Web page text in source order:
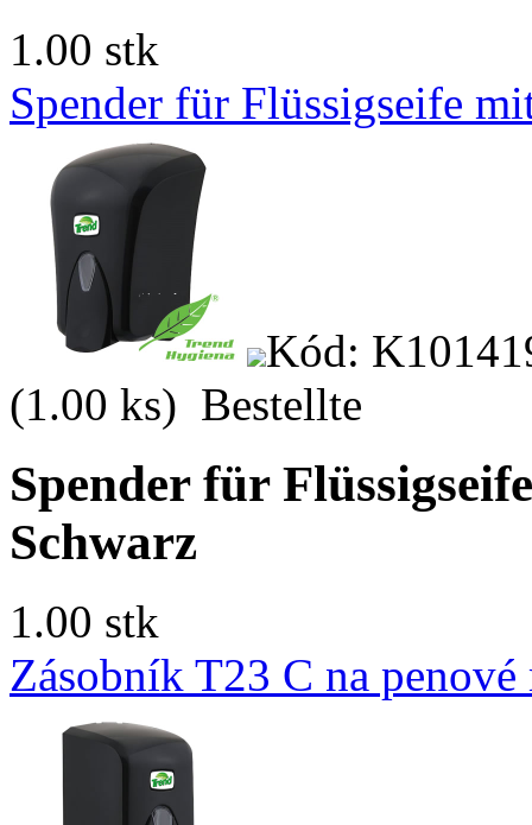
1.00 stk
Spender für Flüssigseife
Kód:
(1.00 ks) Bestellte
Spender für
Schwarz
1.00 stk
Zásobník T23 C na